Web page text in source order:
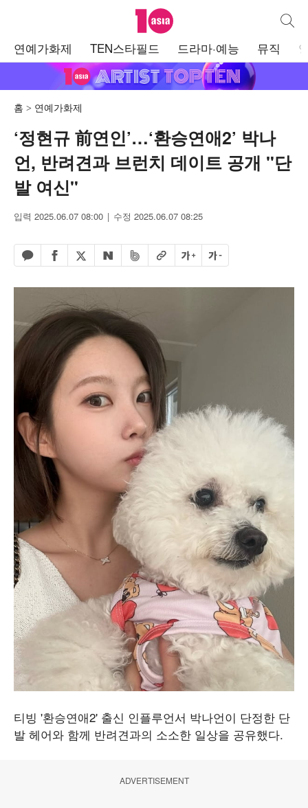
텐아시아 통합
연예가화제 TEN스타필드 드라마·예능 뮤직
홈 연예가화제
‘정현규 前연인’…‘환승연애2’ 박나
언, 반려견과 브런치 데이트 공개 "단
발 여신"
입력 2025.06.07 08:00 수정 2025.06.07 08:25
카카오톡 공유하기
페이스북 공유하기
엑스 공유하기
네이버 공유하기
밴드 공유하기
URL복사글자 크게글자 작게
티빙 '환승연애2' 출신 인플루언서 박나언이 단정한 단
발 헤어와 함께 반려견과의 소소한 일상을 공유했다.
ADVERTISEMENT